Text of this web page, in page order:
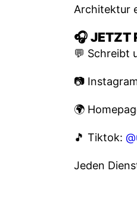
Architektur
🎧 JETZT
💬 Schreibt
📷
🌍
🎵 Tiktok:
Jeden